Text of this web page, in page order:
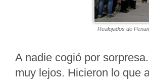
Realojados de
A nadie cogió por
muy lejos. Hicieron lo que